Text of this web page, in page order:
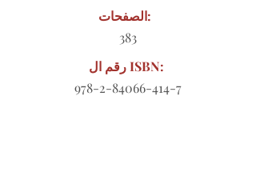
الصفحات:
383
رقم ال ISBN:
978-2-84066-414-7